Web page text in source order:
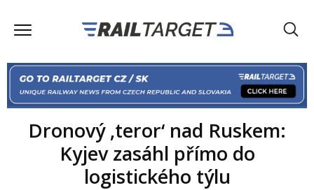
Dronový ‚teror‘ nad Ruskem:
Kyjev zasáhl přímo do
logistického týlu